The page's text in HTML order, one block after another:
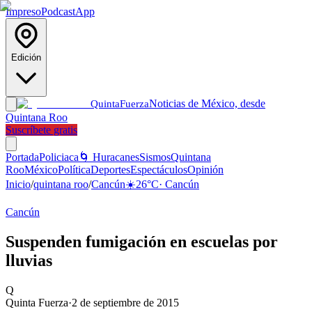
ImpresoPodcastApp
Edición
QuintaFuerzaNoticias de México, desde
Quintana Roo
Suscríbete gratis
PortadaPoliciaca 🌀 HuracanesSismosQuintana
RooMéxicoPolíticaDeportesEspectáculosOpinión
Inicio/quintana roo/Cancún☀️26°C· Cancún
Cancún
Suspenden fumigación en escuelas por
lluvias
Q
Quinta Fuerza·2 de septiembre de 2015